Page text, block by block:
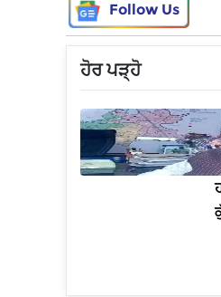
Follow Us
ਹੋਰ ਪੜ੍ਹੋ